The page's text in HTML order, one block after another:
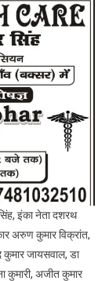
पहचान,
दिवंगत
याद
श्रद्धांजलि
सभा
आयोजित
इंका नेता दशरथ
अरुण कुमार विक्रांत,
कुमार जायसवाल, डा
कुमारी, अजीत कुमार